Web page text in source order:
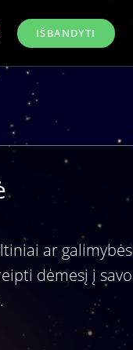
IŠBANDYTI
ar galimybės
dėmesį į savo